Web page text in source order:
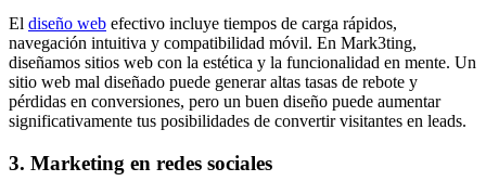
El diseño web efectivo incluye tiempos de carga rápidos,
navegación intuitiva y compatibilidad móvil. En Mark3ting,
diseñamos sitios web con la estética y la funcionalidad en mente. Un
sitio web mal diseñado puede generar altas tasas de rebote y
pérdidas en conversiones, pero un buen diseño puede aumentar
significativamente tus posibilidades de convertir visitantes en leads.
3. Marketing en redes sociales